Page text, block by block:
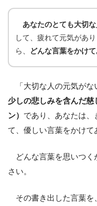
あなたのとても大切な
して、疲れて元気があ
ら、
どんな言葉をかけ
「大切な人の元気がな
少しの悲しみを含んだ
ン） であり、あなたは、
て、優しい言葉をかけて
どんな言葉を思いつく
さい。
その書き出した言葉を